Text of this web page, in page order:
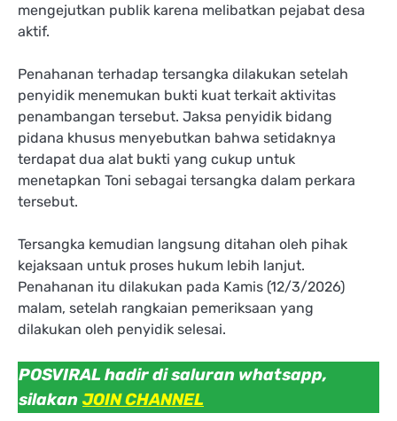
mengejutkan publik karena melibatkan pejabat desa
aktif.
Penahanan terhadap tersangka dilakukan setelah
penyidik menemukan bukti kuat terkait aktivitas
penambangan tersebut. Jaksa penyidik bidang
pidana khusus menyebutkan bahwa setidaknya
terdapat dua alat bukti yang cukup untuk
menetapkan Toni sebagai tersangka dalam perkara
tersebut.
Tersangka kemudian langsung ditahan oleh pihak
kejaksaan untuk proses hukum lebih lanjut.
Penahanan itu dilakukan pada Kamis (12/3/2026)
malam, setelah rangkaian pemeriksaan yang
dilakukan oleh penyidik selesai.
POSVIRAL hadir di saluran whatsapp,
silakan JOIN CHANNEL